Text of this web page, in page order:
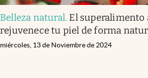
Belleza natural. El
rejuvenece tu piel de forma
miércoles, 13 de Noviembre de 2024